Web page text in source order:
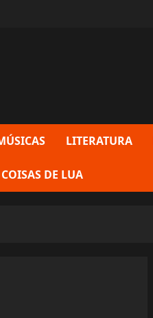
LITERATURA
COISAS DE LUA